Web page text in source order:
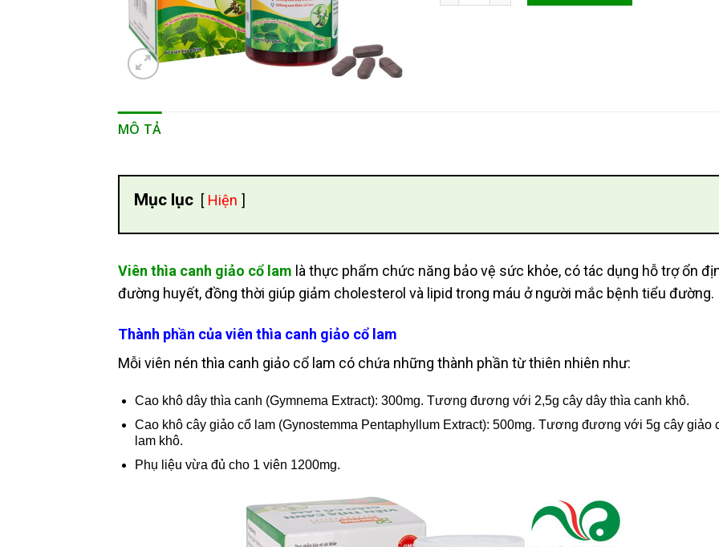
MÔ TẢ
Mục lục Hiện
Viên thìa canh giảo cổ lam là thực phẩm chức năng bảo vệ sức khỏe, có tác dụng hỗ trợ ổn
đường huyết, đồng thời giúp giảm cholesterol và lipid trong máu ở người mắc bệnh tiểu đường.
Thành phần của viên thìa canh giảo cổ lam
Mỗi viên nén thìa canh giảo cổ lam có chứa những thành phần từ thiên nhiên như:
Cao khô dây thìa canh (Gymnema Extract): 300mg. Tương đương với 2,5g cây dây thìa canh khô.
Cao khô cây giảo cổ lam (Gynostemma Pentaphyllum Extract): 500mg. Tương đương với 5g cây giảo
lam khô.
Phụ liệu vừa đủ cho 1 viên 1200mg.